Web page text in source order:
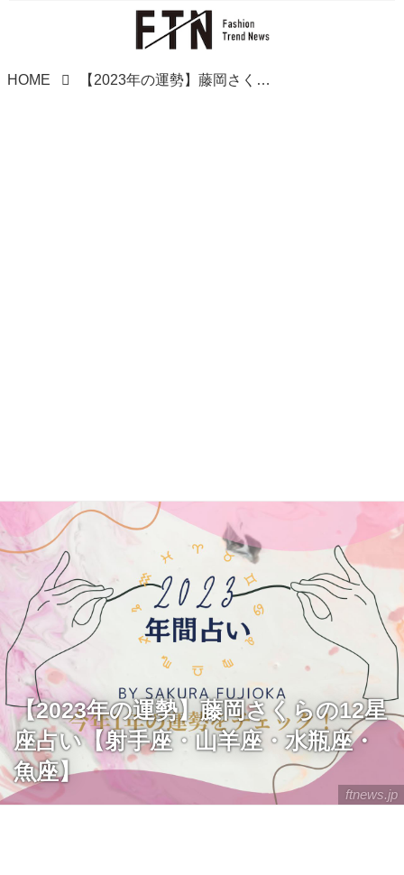
HOME 【2023年の運勢】藤岡さくらの12星座占い【射手座・山羊座・水瓶座・魚座】
ftnews.jp
【2023年の運勢】藤岡さくらの12星
座占い【射手座・山羊座・水瓶座・
魚座】